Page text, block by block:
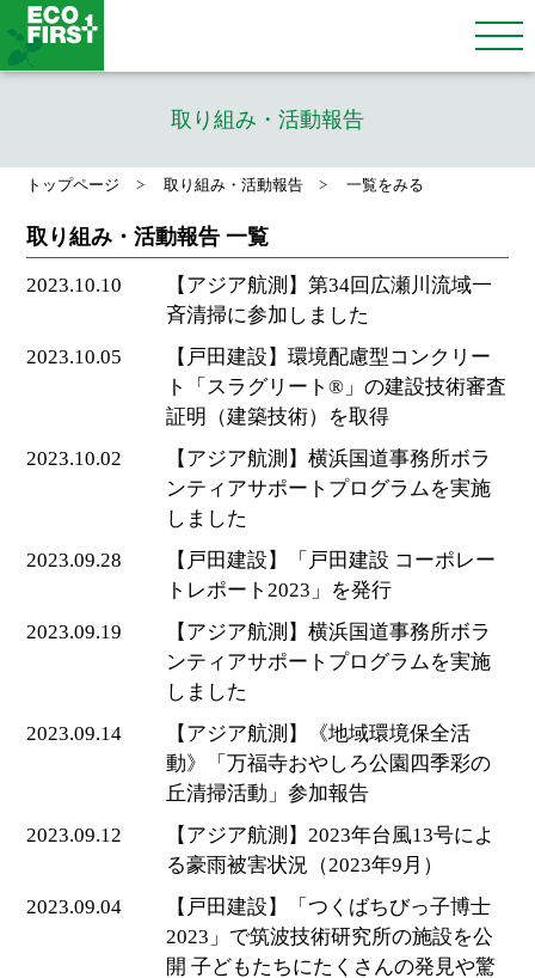
取り組み・活動報告
トップページ 取り組み・活動報告 一覧をみる
取り組み・活動報告 一覧
2023.10.10
【アジア航測】第34回広瀬川流域一
斉清掃に参加しました
2023.10.05
【戸田建設】環境配慮型コンクリー
ト「スラグリート®」の建設技術審査
証明（建築技術）を取得
2023.10.02
【アジア航測】横浜国道事務所ボラ
ンティアサポートプログラムを実施
しました
2023.09.28
【戸田建設】「戸田建設 コーポレー
トレポート2023」を発行
2023.09.19
【アジア航測】横浜国道事務所ボラ
ンティアサポートプログラムを実施
しました
2023.09.14
【アジア航測】《地域環境保全活
動》「万福寺おやしろ公園四季彩の
丘清掃活動」参加報告
2023.09.12
【アジア航測】2023年台風13号によ
る豪雨被害状況（2023年9月）
2023.09.04
【戸田建設】「つくばちびっ子博士
2023」で筑波技術研究所の施設を公
開 子どもたちにたくさんの発見や驚